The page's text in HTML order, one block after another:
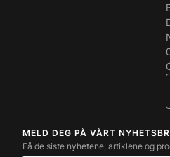
MELD DEG PÅ VÅRT
Få de siste nyhetene, artiklene og